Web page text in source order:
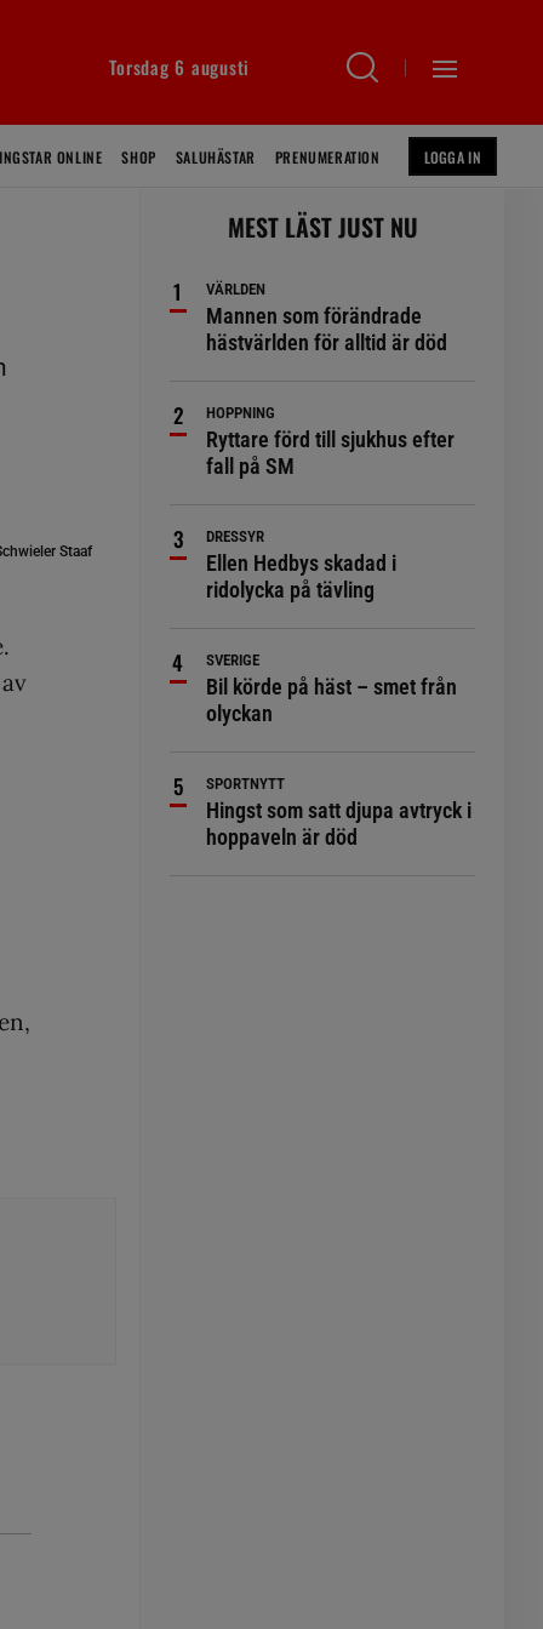
Torsdag 6 augusti
ONLINE SHOP SALUHÄSTAR PRENUMERATION LOGGA IN
Staaf
MEST LÄST JUST NU
VÄRLDEN
Mannen som förändrade
hästvärlden för alltid är död
HOPPNING
Ryttare förd till sjukhus efter
fall på SM
DRESSYR
Ellen Hedbys skadad i
ridolycka på tävling
SVERIGE
Bil körde på häst – smet från
olyckan
SPORTNYTT
Hingst som satt djupa avtryck i
hoppaveln är död